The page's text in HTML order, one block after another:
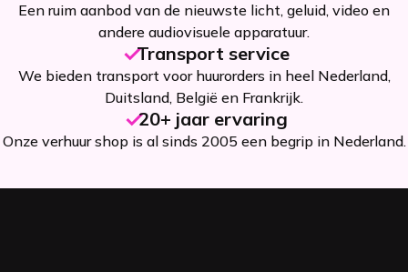
Een ruim aanbod van de nieuwste licht, geluid, video en
andere audiovisuele apparatuur.
Transport service
We bieden transport voor huurorders in heel Nederland,
Duitsland, België en Frankrijk.
20+ jaar ervaring
Onze verhuur shop is al sinds 2005 een begrip in Nederland.